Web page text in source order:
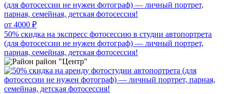
от 4000 ₽
50% скидка на экспресс фотосессию в студии автопортрета
(для фотосессии не нужен фотограф) — личный портрет,
парная, семейная, детская фотосессия!
район "Центр"